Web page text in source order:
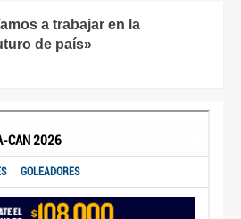
a trabajar en la
de país»